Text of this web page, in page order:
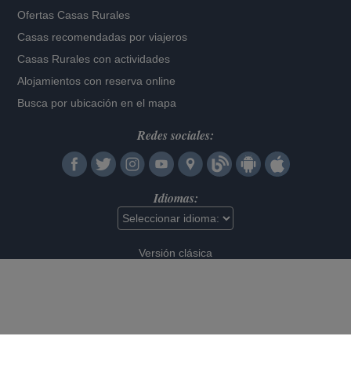
Ofertas Casas Rurales
Casas recomendadas por viajeros
Casas Rurales con actividades
Alojamientos con reserva online
Busca por ubicación en el mapa
Redes sociales:
Idiomas:
Versión clásica